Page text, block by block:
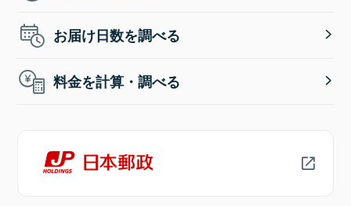
お届け日数を調べる
料金を計算・調べる